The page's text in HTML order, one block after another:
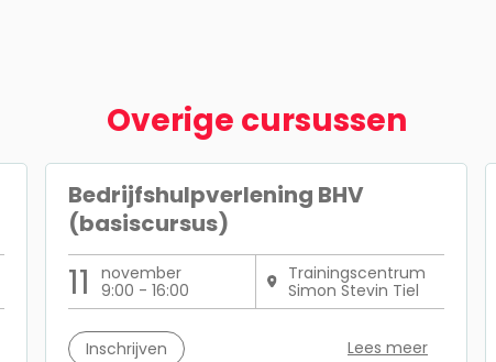
Overige cursussen
Bedrijfshulpverlening BHV
(basiscursus)
11
november
9:00 - 16:00
Trainingscentrum
Simon Stevin Tiel
Inschrijven Lees meer